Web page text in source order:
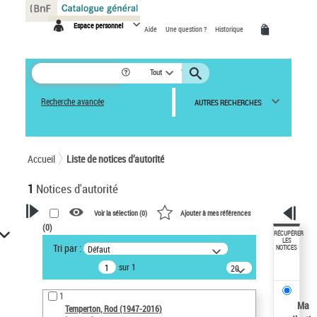
Espace personnel Aide Une question ? Historique
Tout
Recherche avancée AUTRES RECHERCHES
Accueil Liste de notices d’autorité
1 Notices d'autorité
VOTRE RECHERCHE
Recherche avancée dans les
notices d’autorité
Œuvres liées à l'auteur :
Temperton, Rod (1947-2016)
Voir la sélection (0) Ajouter à mes références
(0)
Tri par : Défaut
sur 1
20
résultats/page
1
Temperton, Rod (1947-2016)
RÉCUPÉRER
LES
NOTICES
Ma
Panneau de gestion des cookies